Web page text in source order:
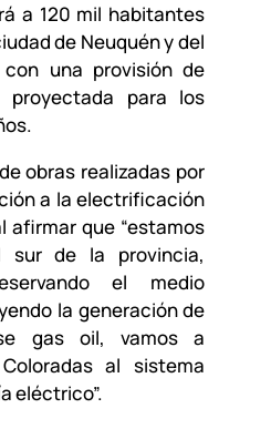
a 120 mil habitantes
de Neuquén y del
con una provisión de
proyectada para los
obras realizadas por
a la electrificación
afirmar que “estamos
sur de la provincia,
el medio
la generación de
gas oil, vamos a
al sistema
eléctrico”.